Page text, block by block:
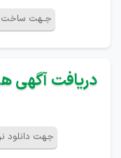
جـهت ساخت
دریافت آگهی
جهت دانلود